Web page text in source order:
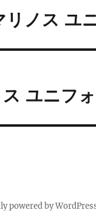
リノス ユ
ユニフ
powered by